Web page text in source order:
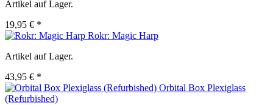
Artikel auf Lager.
19,95 € *
Rokr: Magic Harp
Artikel auf Lager.
43,95 € *
Orbital Box Plexiglass
(Refurbished)